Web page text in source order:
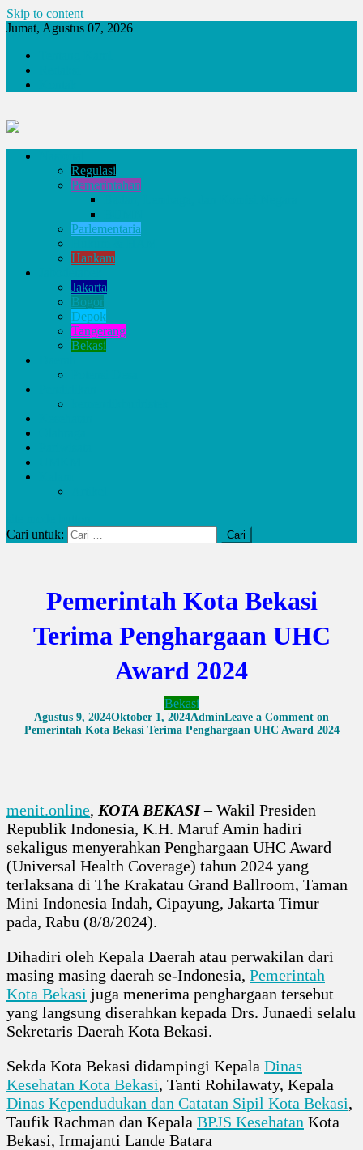
Skip to content
Jumat, Agustus 07, 2026
Regulasi
Pemerintahan
Parlementaria
Hankam
Jakarta
Bogor
Depok
Tangerang
Bekasi
Cari untuk:
Pemerintah Kota Bekasi
Terima Penghargaan UHC
Award 2024
Bekasi
Agustus 9, 2024Oktober 1, 2024AdminLeave a Comment on
Pemerintah Kota Bekasi Terima Penghargaan UHC Award 2024
menit.online, KOTA BEKASI– Wakil Presiden
Republik Indonesia, K.H. Maruf Amin hadiri
sekaligus menyerahkan Penghargaan UHC Award
(Universal Health Coverage) tahun 2024 yang
terlaksana di The Krakatau Grand Ballroom, Taman
Mini Indonesia Indah, Cipayung, Jakarta Timur
pada, Rabu (8/8/2024).
Dihadiri oleh Kepala Daerah atau perwakilan dari
masing masing daerah se-Indonesia, Pemerintah
Kota Bekasi juga menerima penghargaan tersebut
yang langsung diserahkan kepada Drs. Junaedi selalu
Sekretaris Daerah Kota Bekasi.
Sekda Kota Bekasi didampingi Kepala Dinas
Kesehatan Kota Bekasi, Tanti Rohilawaty, Kepala
Dinas Kependudukan dan Catatan Sipil Kota Bekasi,
Taufik Rachman dan Kepala BPJS Kesehatan Kota
Bekasi, Irmajanti Lande Batara